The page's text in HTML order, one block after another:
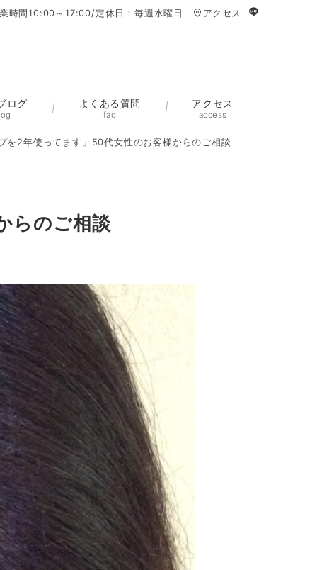
時間10:00～17:00/定休日：毎週水曜日 アクセス
ログ よくある質問
faq
アクセス
access
を2年使ってます」50代女性のお客様からのご相談
らのご相談